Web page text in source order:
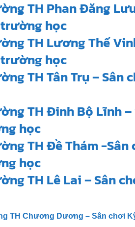
TH Phan Đăng
học
TH Lương Thế
học
TH Tân Trụ –
TH Đinh Bộ Lĩnh
học
TH Đề Thám -
học
TH Lê Lai – Sân
TH Chương Dương – Sân chơi